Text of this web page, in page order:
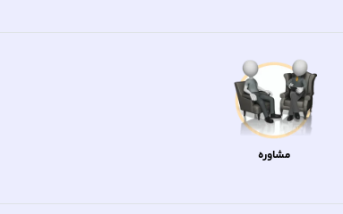
مشاوره